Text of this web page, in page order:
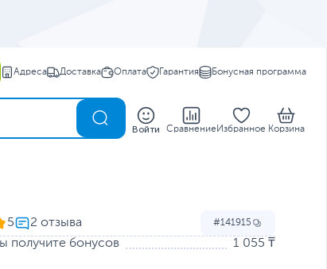
Адреса Доставка Оплата Гарантия Бонусная программа
Войти Сравнение Избранное Корзина
5 141915
получите бонусов 1 055 ₸